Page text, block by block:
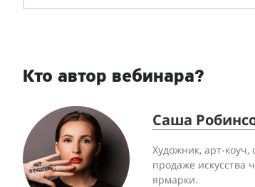
Кто автор вебинара?
Саша
Художник, арт-
продаже искусства
ярмарки.